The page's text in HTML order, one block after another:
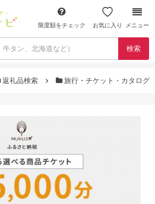
限度額をチェック お気に入り メニュー
検索
返礼品検索 旅行・チケット・カタログ